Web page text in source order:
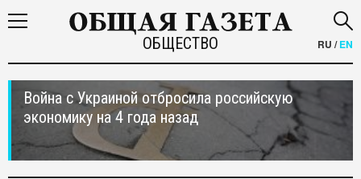
ОБЩЕСТВО RU /EN
Война с Украиной отбросила российскую
экономику на 4 года назад